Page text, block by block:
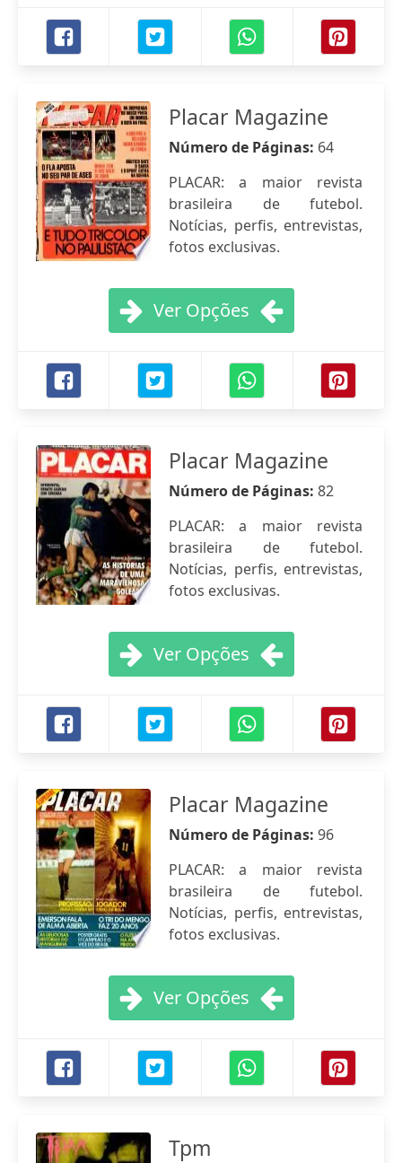
Placar Magazine
Número de Páginas: 64
PLACAR: a maior revista
brasileira de futebol.
Notícias, perfis, entrevistas,
fotos exclusivas.
Ver Opções
Placar Magazine
Número de Páginas: 82
PLACAR: a maior revista
brasileira de futebol.
Notícias, perfis, entrevistas,
fotos exclusivas.
Ver Opções
Placar Magazine
Número de Páginas: 96
PLACAR: a maior revista
brasileira de futebol.
Notícias, perfis, entrevistas,
fotos exclusivas.
Ver Opções
Tpm